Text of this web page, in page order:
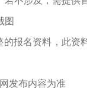
图
报名资料，此
发布内容为准